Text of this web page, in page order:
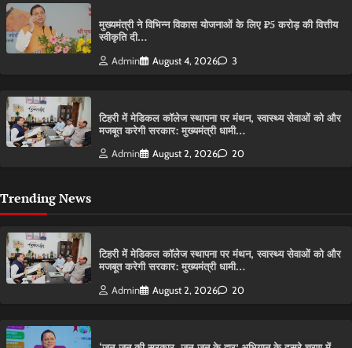
मुख्यमंत्री ने विभिन्न विकास योजनाओं के लिए ₹5 करोड़ की वित्तीय
स्वीकृति दी…
Admin August 4, 2026 3
टिहरी में मेडिकल कॉलेज स्थापना पर मंथन, स्वास्थ्य सेवाओं को और
मजबूत करेगी सरकार: मुख्यमंत्री धामी…
Admin August 2, 2026 20
Trending News
टिहरी में मेडिकल कॉलेज स्थापना पर मंथन, स्वास्थ्य सेवाओं को और
मजबूत करेगी सरकार: मुख्यमंत्री धामी…
Admin August 2, 2026 20